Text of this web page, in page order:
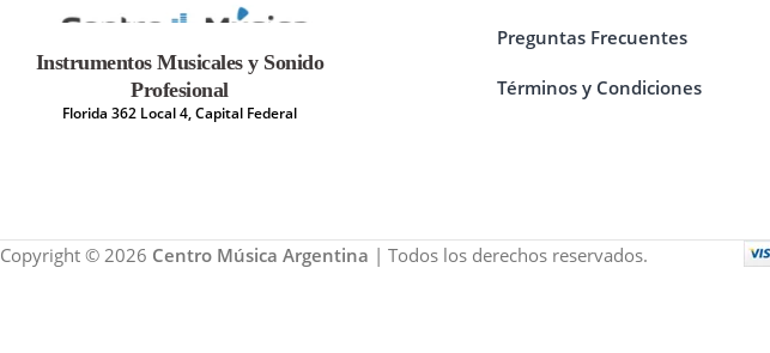
Instrumentos Musicales y Sonido
Profesional
Florida 362 Local 4, Capital Federal
Preguntas Frecuentes
Términos y Condiciones
Copyright © 2026 Centro Música Argentina | Todos los derechos reservados.